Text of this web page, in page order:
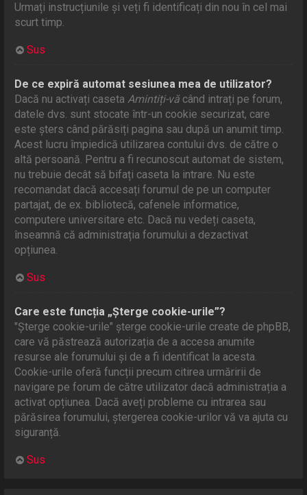
Urmați instrucțiunile și veți fi identificați din nou în cel mai
scurt timp.
Sus
De ce expiră automat sesiunea mea de utilizator?
Dacă nu activați casetaAmintiți-vă când intrați pe forum,
datele dvs. sunt stocate într-un cookie securizat, care
este șters când părăsiți pagina sau după un anumit timp.
Acest lucru împiedică utilizarea contului dvs. de către o
altă persoană. Pentru a fi recunoscut automat de sistem,
nu trebuie decât să bifați caseta la intrare. Nu este
recomandat dacă accesați forumul de pe un computer
partajat, de ex. bibliotecă, cafenele informatice,
computere universitare etc. Dacă nu vedeți caseta,
înseamnă că administrația forumului a dezactivat
opțiunea.
Sus
Care este funcția „Șterge cookie-urile”?
"Șterge cookie-urile" șterge cookie-urile create de phpBB,
care vă păstrează autorizația de a accesa anumite
resurse ale forumului și de a fi identificat la acesta.
Cookie-urile oferă funcții precum citirea urmăririi de
navigare pe forum de către utilizator dacă administrația a
activat opțiunea. Dacă aveți probleme cu intrarea sau
părăsirea forumului, ștergerea cookie-urilor vă va ajuta cu
siguranță.
Sus